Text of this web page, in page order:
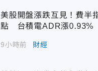
美股開盤漲跌互見！費半
點 台積電ADR漲0.93%
9小時前 財經